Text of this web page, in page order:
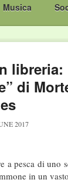
Musica
di
2017
a pesca di uno
in un